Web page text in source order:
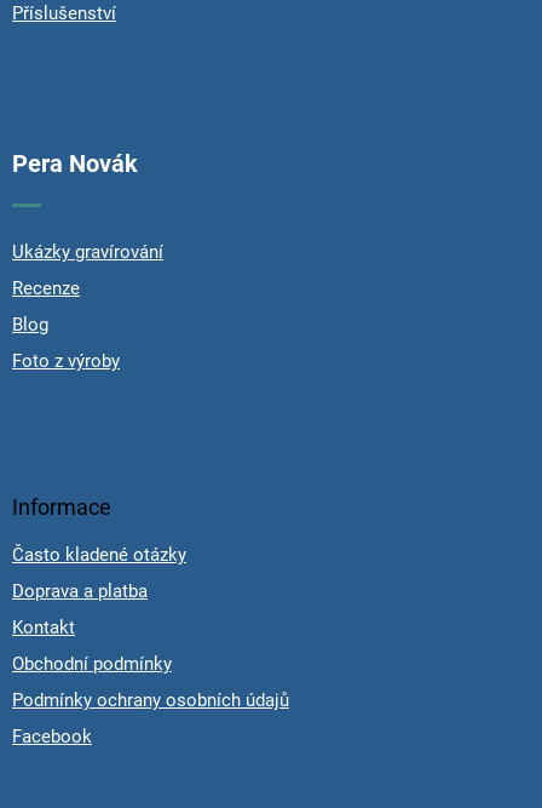
Příslušenství
Pera Novák
Ukázky gravírování
Recenze
Blog
Foto z výroby
Informace
Často kladené otázky
Doprava a platba
Kontakt
Obchodní podmínky
Podmínky ochrany osobních údajů
Facebook